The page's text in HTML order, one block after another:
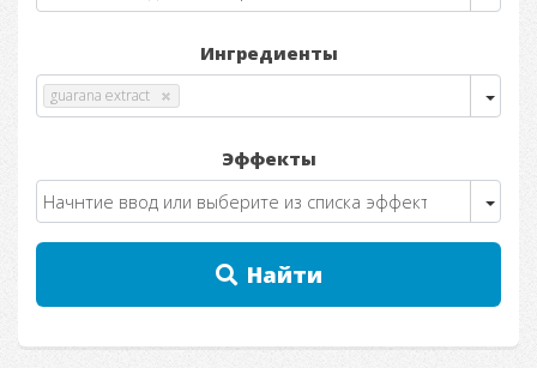
Ингредиенты
guarana extract
Эффекты
Найти